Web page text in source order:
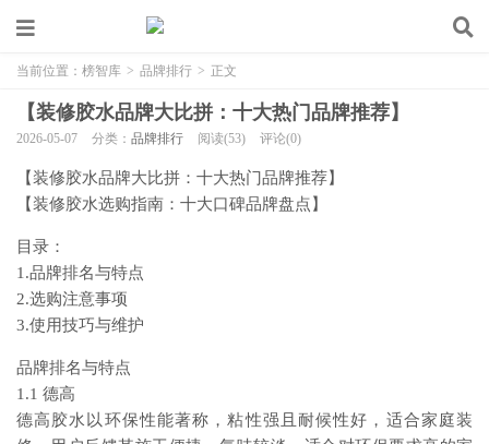
当前位置： 榜智库 > 品牌排行 > 正文
【装修胶水品牌大比拼：十大热门品牌推荐】
2026-05-07 分类： 品牌排行 阅读(53) 评论(0)
【装修胶水品牌大比拼：十大热门品牌推荐】
【装修胶水选购指南：十大口碑品牌盘点】
目录：
1.品牌排名与特点
2.选购注意事项
3.使用技巧与维护
品牌排名与特点
1.1 德高
德高胶水以环保性能著称，粘性强且耐候性好，适合家庭装